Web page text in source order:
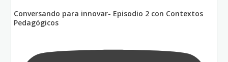
Conversando para innovar- Episodio 2 con Contextos
Pedagógicos